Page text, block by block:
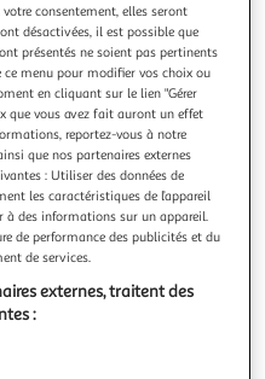
de qualité : de la farine
né, élevé et préparé en
dans nos ateliers le jour
c'est aussi une sauce
est cuisinée avec du
prix de ce produit ?
prix
consentement, elles seront
désactivées, il est possible que
présentés ne soient pas pertinents
menu pour modifier vos choix ou
en cliquant sur le lien "Gérer
que vous avez fait auront un effet
reportez-vous à notre
que nos partenaires externes
: Utiliser des données de
les caractéristiques de l’appareil
à des informations sur un appareil.
de performance des publicités et du
de services.
externes, traitent des
: